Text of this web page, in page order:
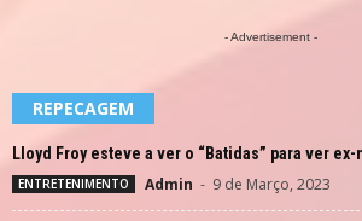
- Advertisement -
REPECAGEM
Lloyd Froy esteve a ver o “Batidas” para ver
ENTRETENIMENTO Admin - 9 de Março, 2023